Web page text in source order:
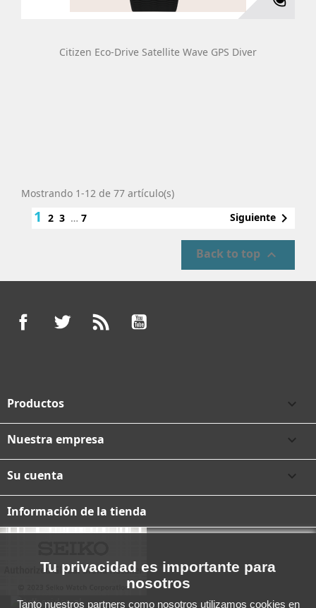
Citizen Eco-Drive Satellite Wave GPS Diver
Mostrando 1-12 de 77 artículo(s)
123 … 7 Siguiente
Back to top 
FacebookTwitter
Productos 
Nuestra empresa 
Su cuenta 
Información de la tienda
Tu privacidad es importante para
nosotros
Tanto nuestros partners como nosotros utilizamos cookies en